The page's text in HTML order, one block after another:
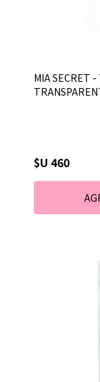
MIA SECRET
$U 460